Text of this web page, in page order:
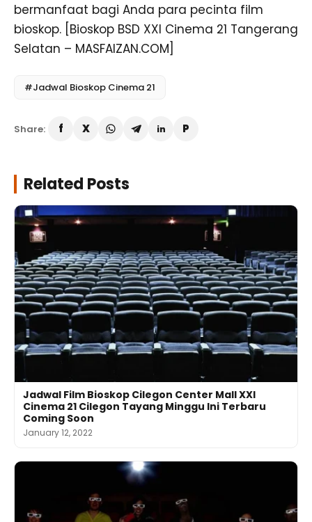
bermanfaat bagi Anda para pecinta film
bioskop. [Bioskop BSD XXI Cinema 21 Tangerang
Selatan – MASFAIZAN.COM]
#Jadwal Bioskop Cinema 21
Share:
Related Posts
Jadwal Film Bioskop Cilegon Center Mall XXI
Cinema 21 Cilegon Tayang Minggu Ini Terbaru
Coming Soon
January 12, 2022